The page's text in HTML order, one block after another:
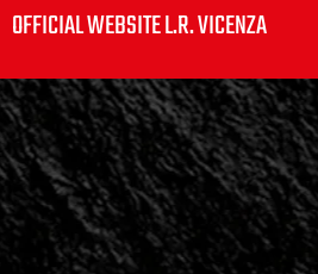
OFFICIAL WEBSITE L.R. VICENZA